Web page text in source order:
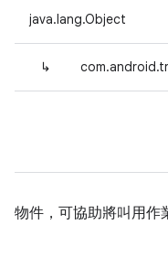
java.lang.Object
↳
物件，可協助將叫用作